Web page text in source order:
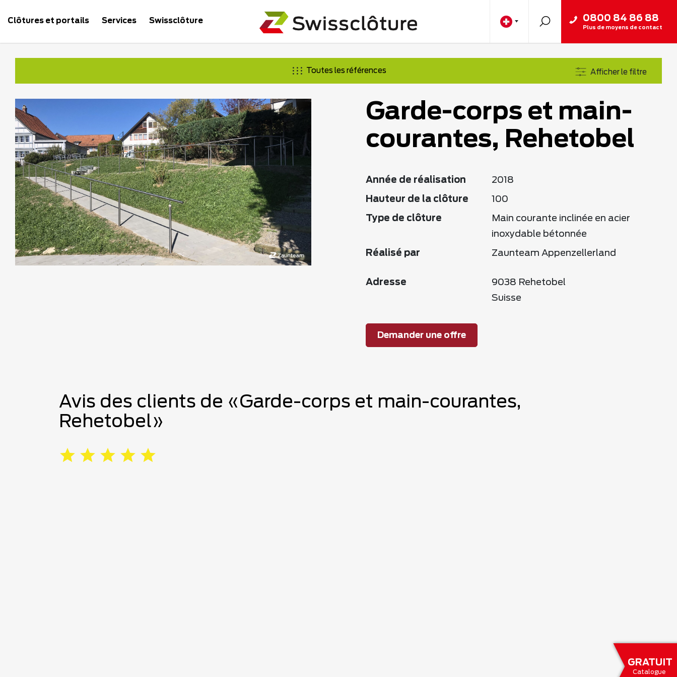
GRATUIT
Catalogue
Clôtures et portails Services Swissclôture 0800 84 86 88
Plus de moyens de contact
Toutes les références Afficher le filtre
Garde-corps et main-
courantes, Rehetobel
Année de réalisation 2018
Hauteur de la clôture 100
Type de clôture
Main courante inclinée en acier
inoxydable bétonnée
Réalisé par Zaunteam Appenzellerland
Adresse
9038 Rehetobel
Suisse
Demander une offre
Avis des clients de «Garde-corps et main-courantes,
Rehetobel»